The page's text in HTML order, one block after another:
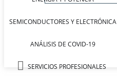
SEMICONDUCTORES Y ELECTRÓNICA
ANÁLISIS DE COVID-19
SERVICIOS PROFESIONALES